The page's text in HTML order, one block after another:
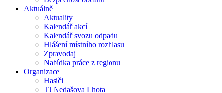
Aktuálně
Aktuality
Kalendář akcí
Kalendář svozu odpadu
Hlášení místního rozhlasu
Zpravodaj
Nabídka práce z regionu
Organizace
Hasiči
TJ Nedašova Lhota